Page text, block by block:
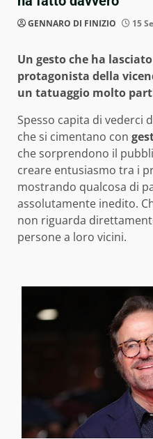
GENNARO DI FINIZIO 15
Un gesto che ha
protagonista della
un tatuaggio molto
Spesso capita di vederci
che si cimentano con
che sorprendono il
creare entusiasmo tra i
mostrando qualcosa di
assolutamente inedito.
non riguarda
persone a loro vicini.